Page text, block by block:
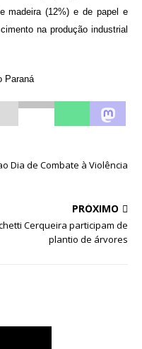
madeira (12%) e de papel e
na produção industrial
Paraná
Dia de Combate à Violência
PRÓXIMO
Cerqueira participam de
plantio de árvores